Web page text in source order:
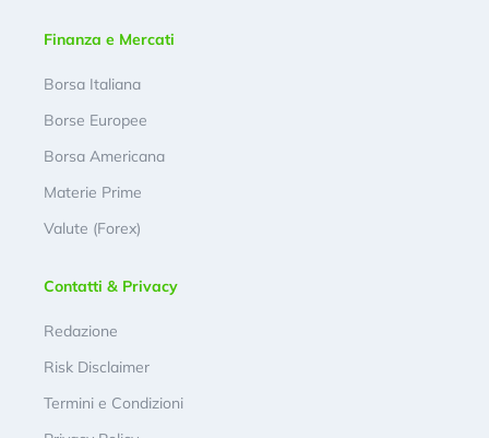
Finanza e Mercati
Borsa Italiana
Borse Europee
Borsa Americana
Materie Prime
Valute (Forex)
Contatti & Privacy
Redazione
Risk Disclaimer
Termini e Condizioni